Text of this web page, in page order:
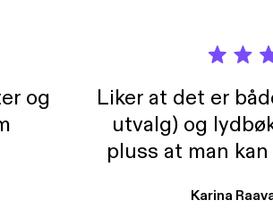
og
Liker at det er
utvalg) og
pluss at man
Karina